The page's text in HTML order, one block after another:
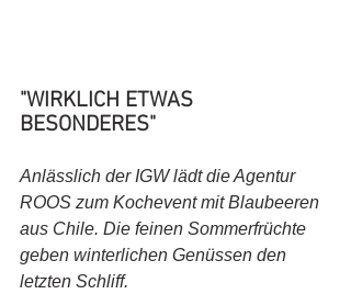
"WIRKLICH ETWAS
BESONDERES"
Anlässlich der IGW lädt die Agentur
ROOS zum Kochevent mit Blaubeeren
aus Chile. Die feinen Sommerfrüchte
geben winterlichen Genüssen den
letzten Schliff.